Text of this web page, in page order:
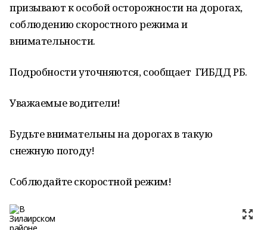
призывают к особой осторожности на дорогах,
соблюдению скоростного режима и
внимательности.
Подробности уточняются, сообщает ГИБДД РБ.
Уважаемые водители!
Будьте внимательны на дорогах в такую
снежную погоду!
Соблюдайте скоростной режим!